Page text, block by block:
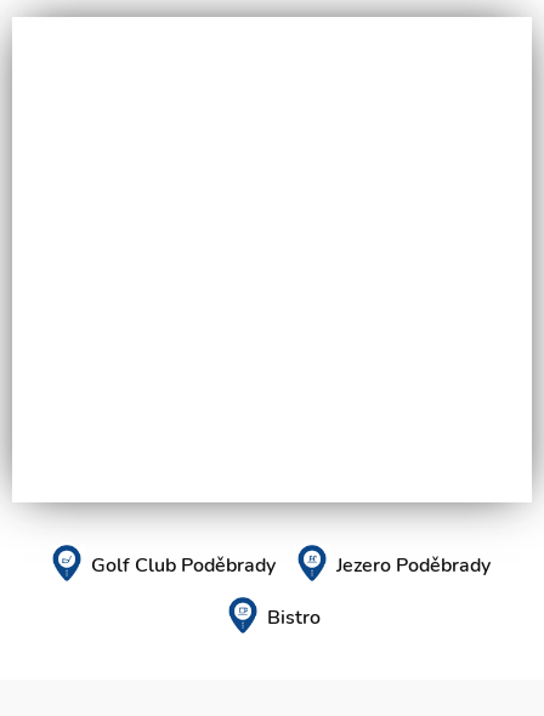
Golf Club Poděbrady
Jezero Poděbrady
Bistro